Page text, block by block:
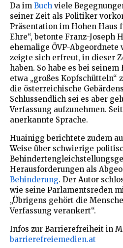
Da im Buch viele
seiner Zeit als Politiker
Präsentation im Hohen Haus
Ehre“, betonte Franz-Joseph
ehemalige ÖVP-Abgeordnete
zeigte sich erfreut, in dieser
haben. So habe es bei
etwa „großes Kopfschütteln“
die österreichische
Schlussendlich sei es aber
Verfassung aufzunehmen.
anerkannte Sprache.
Huainigg berichtete zudem
Weise über schwierige
Herausforderungen als
Behinderung. Der Autor
wie seine Parlamentsreden
„Übrigens gehört die
Verfassung verankert“.
Infos zur Barrierefreiheit in
barrierefreiemedien.at